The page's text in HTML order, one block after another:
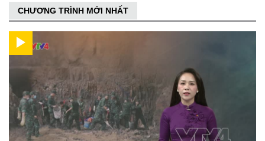
CHƯƠNG TRÌNH MỚI NHẤT